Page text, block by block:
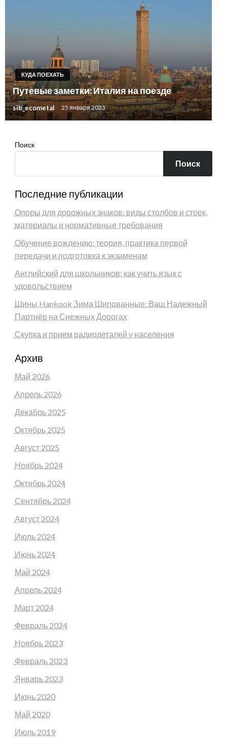
КУДА ПОЕХАТЬ
Путевые заметки: Италия на поезде
sib_ecometal 25 января 2023
Поиск
Поиск
Последние публикации
Опоры для дорожных знаков: виды столбов и стоек,
материалы и нормативные требования
Обучение вождению: теория, практика первой
передачи и подготовка к экзаменам
Английский для школьников: как учить язык с
удовольствием
Шины Hankook Зима Шипованные: Ваш Надежный
Партнёр на Снежных Дорогах
Скупка и прием радиодеталей у населения
Архив
Май 2026
Апрель 2026
Декабрь 2025
Октябрь 2025
Август 2025
Ноябрь 2024
Октябрь 2024
Сентябрь 2024
Август 2024
Июль 2024
Июнь 2024
Май 2024
Апрель 2024
Март 2024
Февраль 2024
Ноябрь 2023
Февраль 2023
Январь 2023
Июнь 2020
Май 2020
Июль 2019